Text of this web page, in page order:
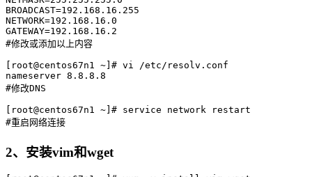
BROADCAST=192.168.16.255
NETWORK=192.168.16.0
GATEWAY=192.168.16.2
#修改或添加以上内容
[root@centos67n1 ~]# vi /etc/resolv.conf
nameserver 8.8.8.8
#修改DNS
[root@centos67n1 ~]# service network restart
2、安装vim和wget